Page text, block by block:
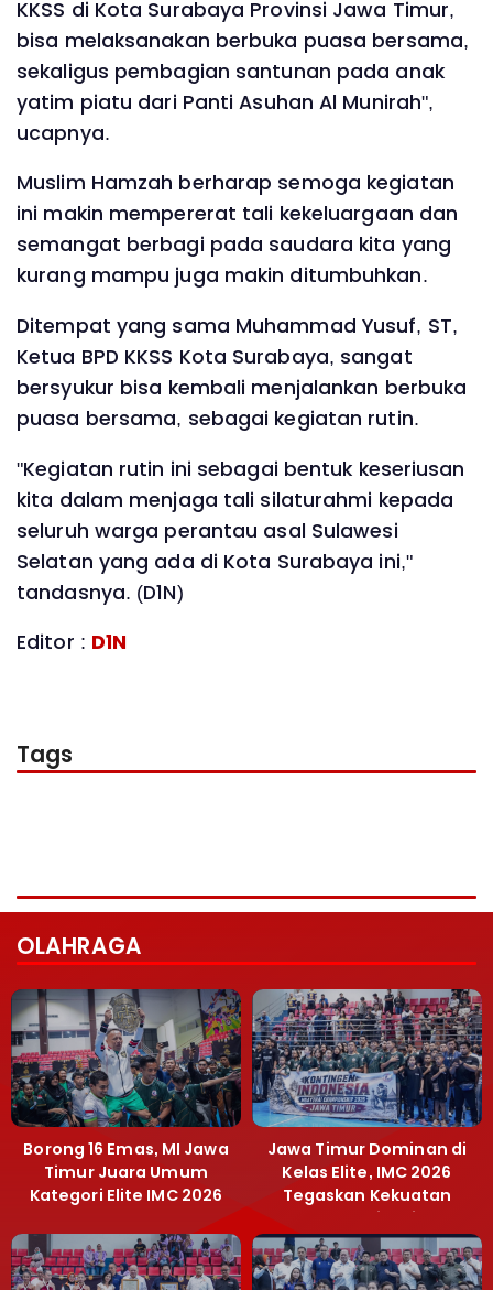
KKSS di Kota Surabaya Provinsi Jawa Timur,
bisa melaksanakan berbuka puasa bersama,
sekaligus pembagian santunan pada anak
yatim piatu dari Panti Asuhan Al Munirah",
ucapnya.
Muslim Hamzah berharap semoga kegiatan
ini makin mempererat tali kekeluargaan dan
semangat berbagi pada saudara kita yang
kurang mampu juga makin ditumbuhkan.
Ditempat yang sama Muhammad Yusuf, ST,
Ketua BPD KKSS Kota Surabaya, sangat
bersyukur bisa kembali menjalankan berbuka
puasa bersama, sebagai kegiatan rutin.
"Kegiatan rutin ini sebagai bentuk keseriusan
kita dalam menjaga tali silaturahmi kepada
seluruh warga perantau asal Sulawesi
Selatan yang ada di Kota Surabaya ini,"
tandasnya. (D1N)
Editor : D1N
Tags
OLAHRAGA
Borong 16 Emas, MI Jawa
Timur Juara Umum
Kategori Elite IMC 2026
Jawa Timur Dominan di
Kelas Elite, IMC 2026
Tegaskan Kekuatan
Muaythai Jatim